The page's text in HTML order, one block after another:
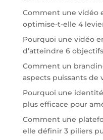
Comment une vidéo
optimise-t-elle 4
Pourquoi une vidéo
d’atteindre 6
Comment un
aspects puissants de
Pourquoi une
plus efficace pour
Comment une
elle définir 3 piliers